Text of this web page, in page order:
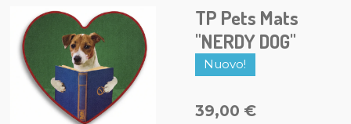
TP Pets Mats
"NERDY DOG"
Nuovo!
39,00 €